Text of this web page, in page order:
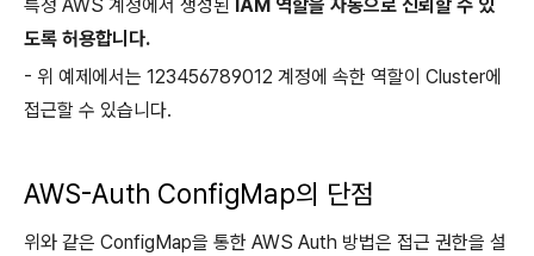
특정 AWS 계정에서 생성된 IAM 역할을 자동으로 신뢰할 수 있
도록 허용합니다.
- 위 예제에서는 123456789012 계정에 속한 역할이 Cluster에
접근할 수 있습니다.
AWS-Auth ConfigMap의 단점
위와 같은 ConfigMap을 통한 AWS Auth 방법은 접근 권한을 설